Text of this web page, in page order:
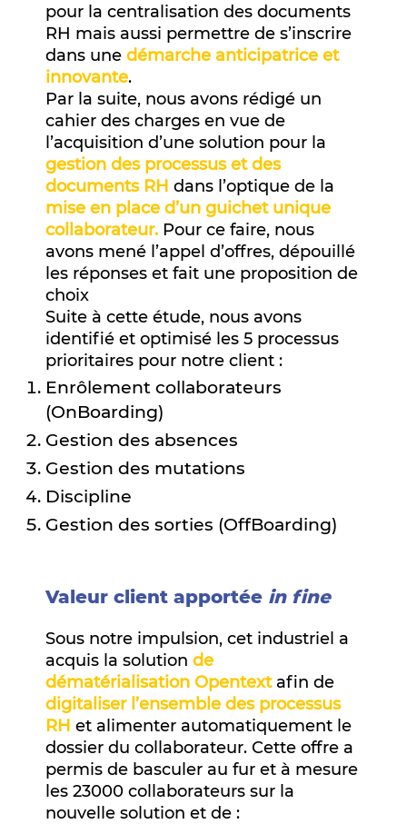
pour la centralisation des documents
RH mais aussi permettre de s’inscrire
dans une démarche anticipatrice et
innovante.
Par la suite, nous avons rédigé un
cahier des charges en vue de
l’acquisition d’une solution pour la
gestion des processus et des
documents RH dans l’optique de la
mise en place d’un guichet unique
collaborateur. Pour ce faire, nous
avons mené l’appel d’offres, dépouillé
les réponses et fait une proposition de
choix
Suite à cette étude, nous avons
identifié et optimisé les 5 processus
prioritaires pour notre client :
Enrôlement collaborateurs
(OnBoarding)
Gestion des absences
Gestion des mutations
Discipline
Gestion des sorties (OffBoarding)
Valeur client apportée in fine
Sous notre impulsion, cet industriel a
acquis la solution de
dématérialisation Opentextafin de
digitaliser l’ensemble des processus
RH et alimenter automatiquement le
dossier du collaborateur. Cette offre a
permis de basculer au fur et à mesure
les 23000 collaborateurs sur la
nouvelle solution et de :